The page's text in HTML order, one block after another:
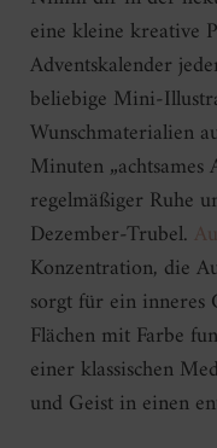
eine kleine kreative
Adventskalender
beliebige Mini-
Wunschmaterialien
Minuten
regelmäßiger Ruhe
Dezember-Trubel.
Konzentration, die
sorgt für ein inneres
Flächen mit Farbe
einer klassischen
und Geist in einen